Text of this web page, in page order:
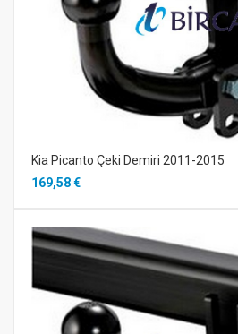
Kia Picanto Çeki Demiri 2011-2015
169,58 €